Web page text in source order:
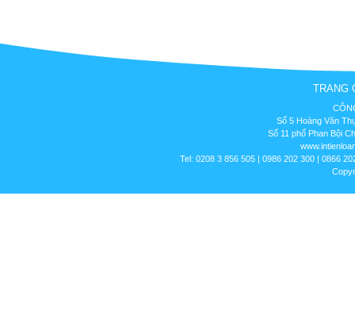
TRANG
Số 5 Hoàng Văn
Số 11 phố Phan Bội
Tel: 0208 3 856 505 | 0986 202 300 | 0866